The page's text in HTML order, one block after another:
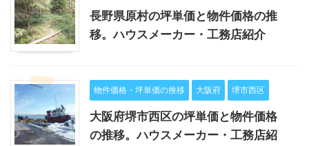
長野県原村の坪単価と物件価格の推
移。ハウスメーカー・工務店紹介
物件価格・坪単価の推移 大阪府 堺市西区
大阪府堺市西区の坪単価と物件価格
の推移。ハウスメーカー・工務店紹